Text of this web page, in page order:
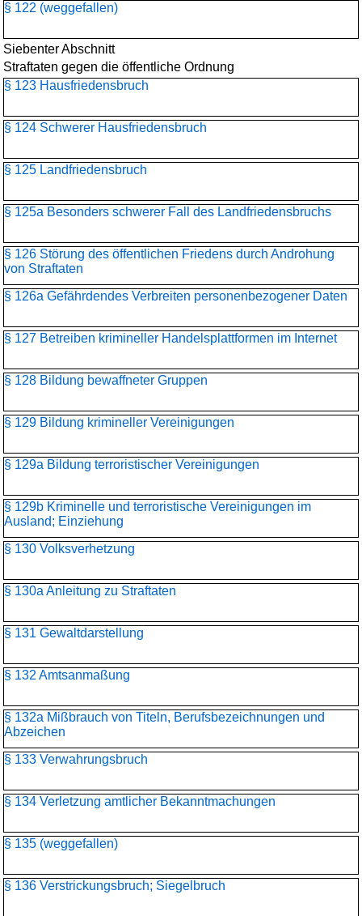
§ 122 (weggefallen)
Siebenter Abschnitt
Straftaten gegen die öffentliche Ordnung
§ 123 Hausfriedensbruch
§ 124 Schwerer Hausfriedensbruch
§ 125 Landfriedensbruch
§ 125a Besonders schwerer Fall des Landfriedensbruchs
§ 126 Störung des öffentlichen Friedens durch Androhung
von Straftaten
§ 126a Gefährdendes Verbreiten personenbezogener Daten
§ 127 Betreiben krimineller Handelsplattformen im Internet
§ 128 Bildung bewaffneter Gruppen
§ 129 Bildung krimineller Vereinigungen
§ 129a Bildung terroristischer Vereinigungen
§ 129b Kriminelle und terroristische Vereinigungen im
Ausland; Einziehung
§ 130 Volksverhetzung
§ 130a Anleitung zu Straftaten
§ 131 Gewaltdarstellung
§ 132 Amtsanmaßung
§ 132a Mißbrauch von Titeln, Berufsbezeichnungen und
Abzeichen
§ 133 Verwahrungsbruch
§ 134 Verletzung amtlicher Bekanntmachungen
§ 135 (weggefallen)
§ 136 Verstrickungsbruch; Siegelbruch